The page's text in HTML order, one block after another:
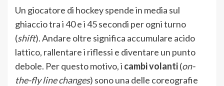
Un giocatore di hockey spende in media sul
ghiaccio tra i 40 e i 45 secondi per ogni turno
(shift). Andare oltre significa accumulare acido
lattico, rallentare i riflessi e diventare un punto
debole. Per questo motivo, i cambi volanti(on-
the-fly line changes) sono una delle coreografie